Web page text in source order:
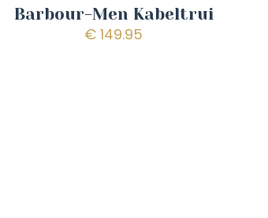
Barbour-Men Kabeltrui
€ 149.95